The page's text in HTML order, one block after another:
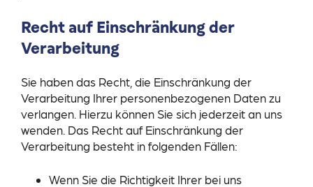
Recht auf Einschränkung der
Verarbeitung
Sie haben das Recht, die Einschränkung der
Verarbeitung Ihrer personenbezogenen Daten zu
verlangen. Hierzu können Sie sich jederzeit an uns
wenden. Das Recht auf Einschränkung der
Verarbeitung besteht in folgenden Fällen:
Wenn Sie die Richtigkeit Ihrer bei uns